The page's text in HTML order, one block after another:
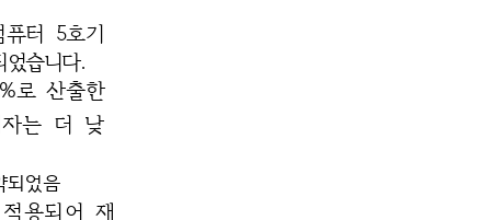
터 5호기
습니다.
로 산출한
는 더 낮
었음
용되어 재